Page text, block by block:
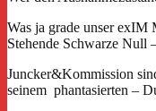
Was ja grade unser exIM
Stehende Schwarze Null
Juncker&Kommission
seinem phantasierten –